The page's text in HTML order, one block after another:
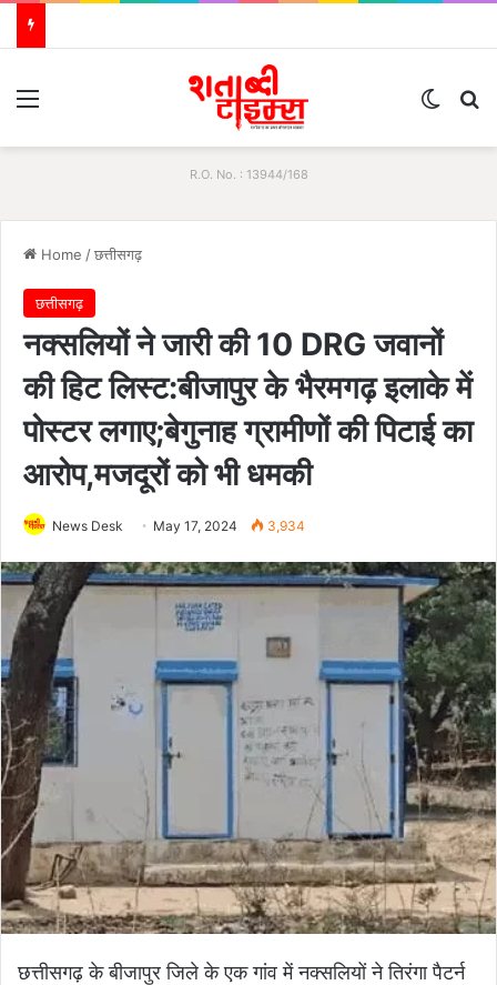
Menu
R.O. No. : 13944/168
Home /छत्तीसगढ़
छत्तीसगढ़
नक्सलियों ने जारी की 10 DRG जवानों
की हिट लिस्ट:बीजापुर के भैरमगढ़ इलाके में
पोस्टर लगाए;बेगुनाह ग्रामीणों की पिटाई का
आरोप,मजदूरों को भी धमकी
News Desk May 17, 2024 3,934
छत्तीसगढ़ के बीजापुर जिले के एक गांव में नक्सलियों ने तिरंगा पैटर्न